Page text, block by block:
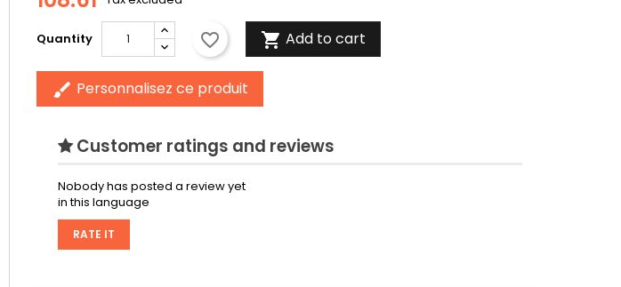
Quantity favorite_border  Add to cart
brush Personnalisez ce produit
Customer ratings and reviews
Nobody has posted a review yet
in this language
RATE IT